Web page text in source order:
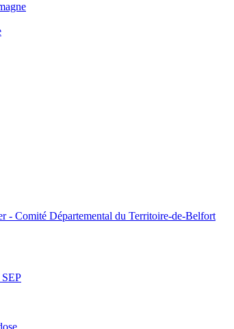
- Comité Départemental du Territoire-de-Belfort